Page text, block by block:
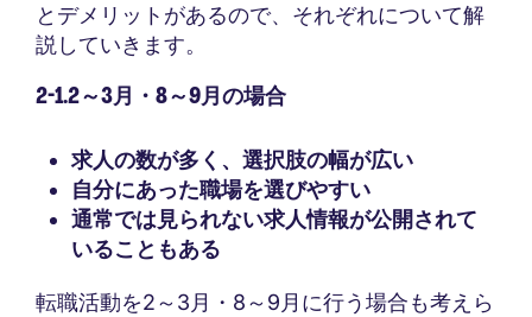
とデメリットがあるので、それぞれについて解
説していきます。
2-1.2～3月・8～9月の場合
求人の数が多く、選択肢の幅が広い
自分にあった職場を選びやすい
通常では見られない求人情報が公開されて
いることもある
転職活動を2～3月・8～9月に行う場合も考えら